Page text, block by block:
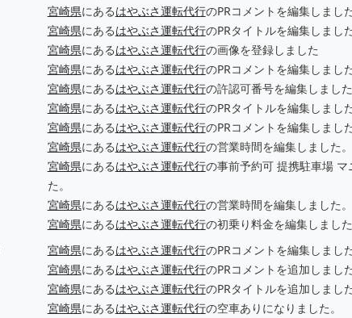
宮崎県にあるはやぶさ運転代行のPRコメントを編集しました
宮崎県にあるはやぶさ運転代行のPRタイトルを編集しました
宮崎県にあるはやぶさ運転代行の画像を登録しました
宮崎県にあるはやぶさ運転代行のPRコメントを編集しました
宮崎県にあるはやぶさ運転代行の許認可番号を編集しました
宮崎県にあるはやぶさ運転代行のPRタイトルを編集しました
宮崎県にあるはやぶさ運転代行のPRコメントを編集しました
宮崎県にあるはやぶさ運転代行の営業時間を編集しました。
宮崎県にあるはやぶさ運転代行の事前予約可 提携駐車場
た。
宮崎県にあるはやぶさ運転代行の営業時間を編集しました。
宮崎県にあるはやぶさ運転代行の初乗り料金を編集しました
宮崎県にあるはやぶさ運転代行のPRコメントを編集しました
宮崎県にあるはやぶさ運転代行のPRコメントを追加しました
宮崎県にあるはやぶさ運転代行のPRタイトルを追加しました
宮崎県にあるはやぶさ運転代行の空車ありになりました。